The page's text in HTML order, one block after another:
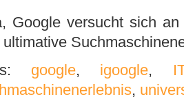
Google versucht sich
ultimative
google, igoogle, IT
,